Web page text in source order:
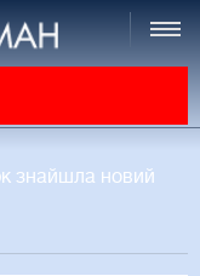
знайшла новий